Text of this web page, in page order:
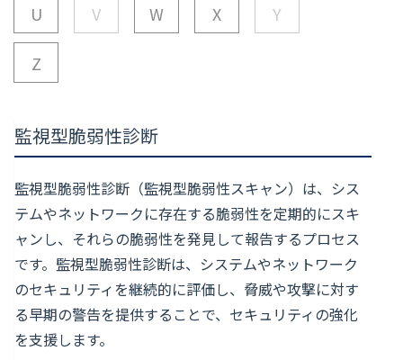
U V W X Y
Z
監視型脆弱性診断
監視型脆弱性診断（監視型脆弱性スキャン）は、シス
テムやネットワークに存在する脆弱性を定期的にスキ
ャンし、それらの脆弱性を発見して報告するプロセス
です。監視型脆弱性診断は、システムやネットワーク
のセキュリティを継続的に評価し、脅威や攻撃に対す
る早期の警告を提供することで、セキュリティの強化
を支援します。